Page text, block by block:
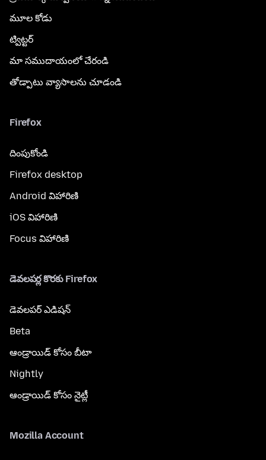
మూల కోడు
ట్విట్టర్
మా సముదాయంలో చేరండి
తోడ్పాటు వ్యాసాలను చూడండి
Firefox
దింపుకోండి
Firefox desktop
Android విహారిణి
iOS విహారిణి
Focus విహారిణి
డెవలపర్ల కొరకు Firefox
డెవలపర్ ఎడిషన్
Beta
ఆండ్రాయిడ్ కోసం బీటా
Nightly
ఆండ్రాయిడ్ కోసం నైట్లీ
Mozilla Account